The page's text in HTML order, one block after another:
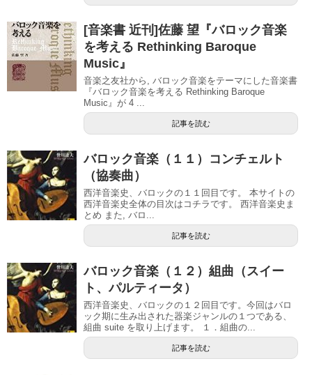
[音楽書 近刊]佐藤 望『バロック音楽
を考える Rethinking Baroque
Music』
音楽之友社から, バロック音楽をテーマにした音楽書
『バロック音楽を考える Rethinking Baroque
Music』が 4 ...
記事を読む
バロック音楽（１１）コンチェルト
（協奏曲）
西洋音楽史、バロックの１１回目です。 本サイトの
西洋音楽史全体の目次はコチラです。 西洋音楽史ま
とめ また, バロ...
記事を読む
バロック音楽（１２）組曲（スイー
ト、パルティータ）
西洋音楽史、バロックの１２回目です。今回はバロ
ック期に生み出された器楽ジャンルの１つである、
組曲 suite を取り上げます。 １．組曲の...
記事を読む